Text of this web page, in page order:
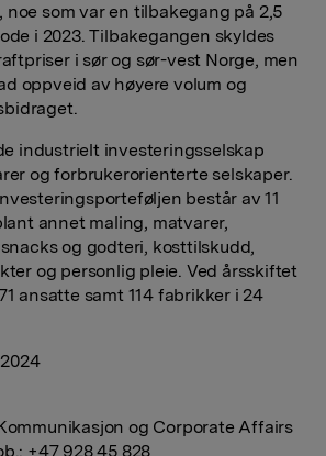
noe som var en tilbakegang på 2,5
i 2023. Tilbakegangen skyldes
i sør og sør-vest Norge, men
oppveid av høyere volum og
industrielt investeringsselskap
og forbrukerorienterte selskaper.
består av 11
annet maling, matvarer,
og godteri, kosttilskudd,
og personlig pleie. Ved årsskiftet
ansatte samt 114 fabrikker i 24
og Corporate Affairs
+47 928 45 828